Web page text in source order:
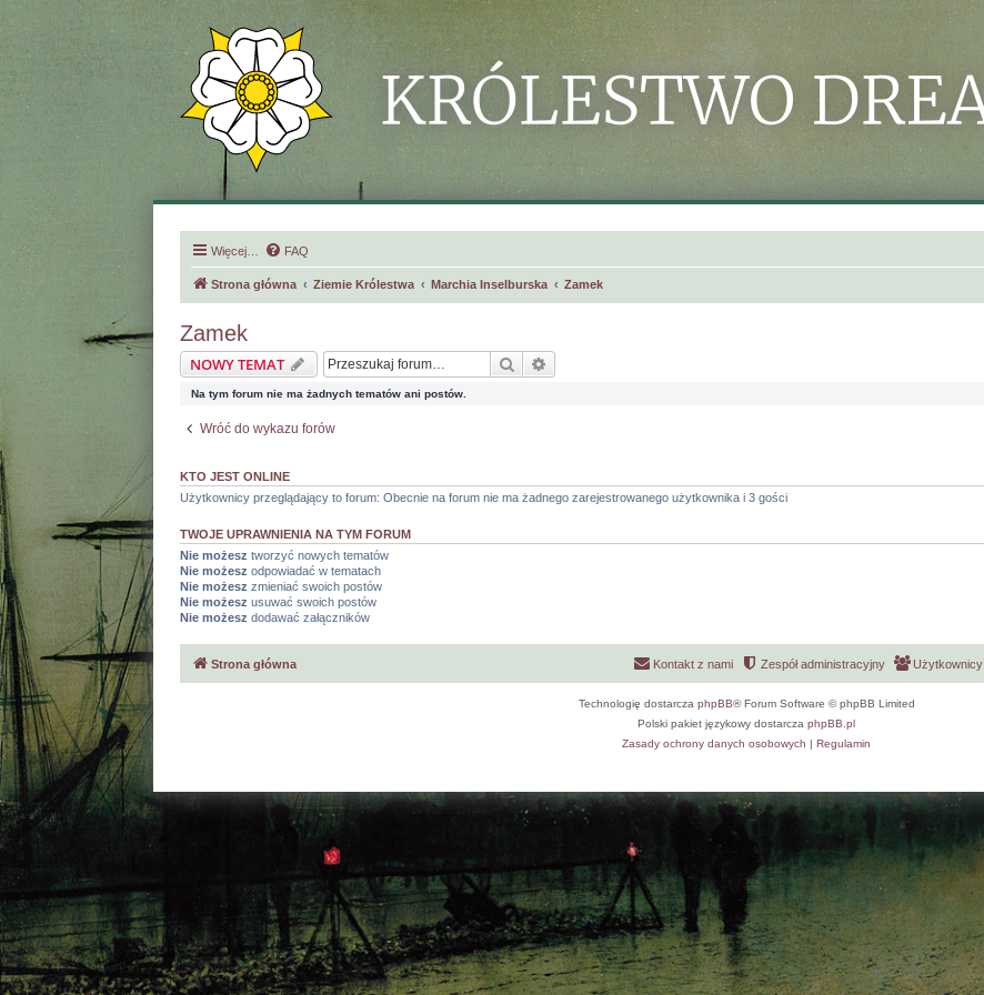
Więcej… FAQ
Strona główna Ziemie Królestwa Marchia Inselburska Zamek
Zamek
NOWY TEMAT Szukaj
Na tym forum nie ma żadnych tematów ani postów.
Wróć do wykazu forów
KTO JEST ONLINE
Użytkownicy przeglądający to forum: Obecnie na forum nie ma żadnego zarejestrowanego użytkownika i 3 gości
TWOJE UPRAWNIENIA NA TYM FORUM
Nie możesz tworzyć nowych tematów
Nie możesz odpowiadać w tematach
Nie możesz zmieniać swoich postów
Nie możesz usuwać swoich postów
Nie możesz dodawać załączników
Strona główna Użytkownicy
Zespół administracyjny
Kontakt z nami
Technologię dostarcza phpBB® Forum Software © phpBB Limited
Polski pakiet językowy dostarcza phpBB.pl
Zasady ochrony danych osobowych | Regulamin